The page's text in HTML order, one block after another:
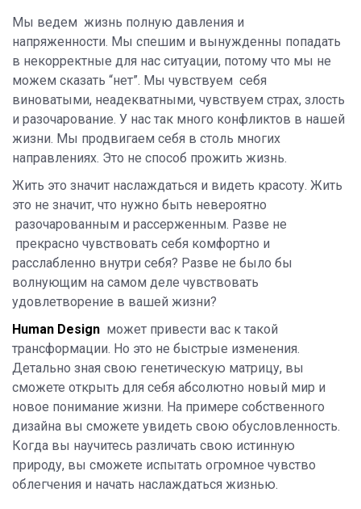
Мы ведем жизнь полную давления и
напряженности. Мы спешим и вынужденны попадать
в некорректные для нас ситуации, потому что мы не
можем сказать “нет”. Мы чувствуем себя
виноватыми, неадекватными, чувствуем страх, злость
и разочарование. У нас так много конфликтов в нашей
жизни. Мы продвигаем себя в столь многих
направлениях. Это не способ прожить жизнь.
Жить это значит наслаждаться и видеть красоту. Жить
это не значит, что нужно быть невероятно
разочарованным и рассерженным. Разве не
прекрасно чувствовать себя комфортно и
расслабленно внутри себя? Разве не было бы
волнующим на самом деле чувствовать
удовлетворение в вашей жизни?
Human Design может привести вас к такой
трансформации. Но это не быстрые изменения.
Детально зная свою генетическую матрицу, вы
сможете открыть для себя абсолютно новый мир и
новое понимание жизни. На примере собственного
дизайна вы сможете увидеть свою обусловленность.
Когда вы научитесь различать свою истинную
природу, вы сможете испытать огромное чувство
облегчения и начать наслаждаться жизнью.